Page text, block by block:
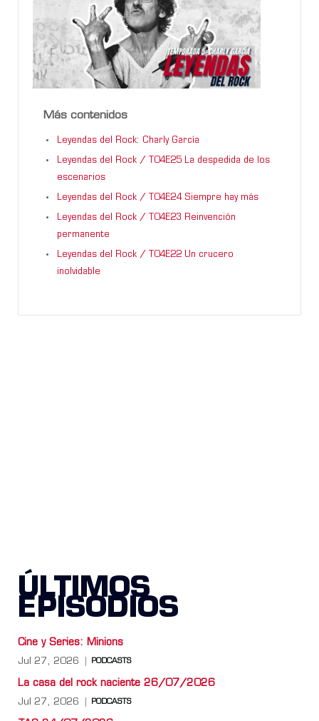
Más contenidos
Leyendas del Rock: Charly García
Leyendas del Rock / T04E25 La despedida de los
escenarios
Leyendas del Rock / T04E24 Siempre hay más
Leyendas del Rock / T04E23 Reinvención
permanente
Leyendas del Rock / T04E22 Un crucero
inolvidable
ÚLTIMOS
EPISODIOS
Cine y Series: Minions
Jul 27, 2026 PODCASTS
La casa del rock naciente 26/07/2026
Jul 27, 2026 PODCASTS